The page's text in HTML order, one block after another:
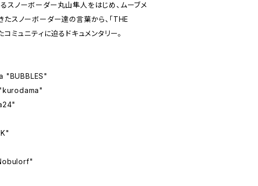
スノーボーダー丸山隼人をはじめ、ムーブメ
たスノーボーダー達の言葉から、「THE
ミュニティに迫るドキュメンタリー。
"BUBBLES"